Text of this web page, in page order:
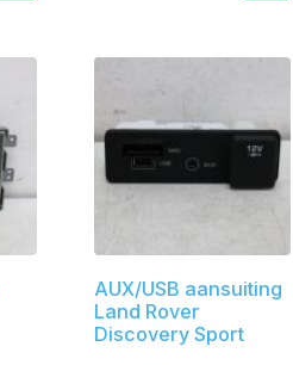
AUX/USB aansuiting
Land Rover
Discovery Sport